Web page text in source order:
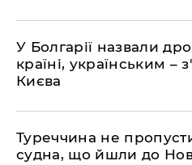
У Болгарії назвали
країні, українським –
Києва
Туреччина не
судна, що йшли до